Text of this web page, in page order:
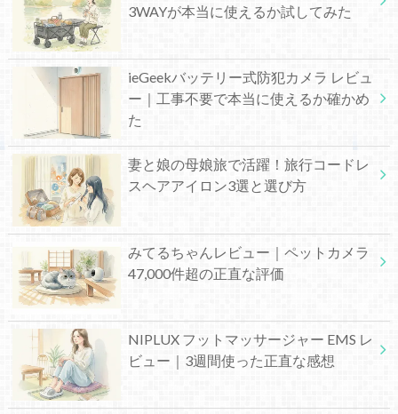
3WAYが本当に使えるか試してみた
ieGeekバッテリー式防犯カメラ レビュ
ー｜工事不要で本当に使えるか確かめ
た
妻と娘の母娘旅で活躍！旅行コードレ
スヘアアイロン3選と選び方
みてるちゃんレビュー｜ペットカメラ
47,000件超の正直な評価
NIPLUX フットマッサージャー EMS レ
ビュー｜3週間使った正直な感想